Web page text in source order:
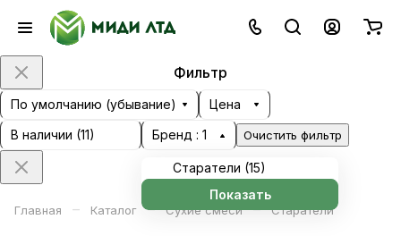
Фильтр
По умолчанию (убывание)
Цена
В наличии (11) Бренд : 1
Старатели (15)
Показать
Очистить фильтр
Главная – Каталог – Сухие смеси – Старатели